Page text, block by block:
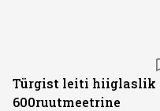
Türgist leiti hiiglaslik
600ruutmeetrine